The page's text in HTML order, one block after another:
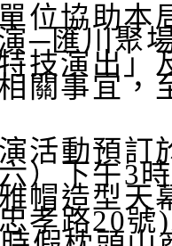
位協助本
─匯川聚
技演出」
關事宜，
活動預訂
六）下午3
帽造型天
孝路20號